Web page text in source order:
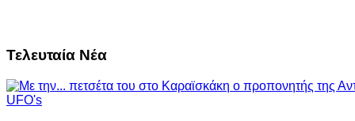
Τελευταία Νέα
UFO's